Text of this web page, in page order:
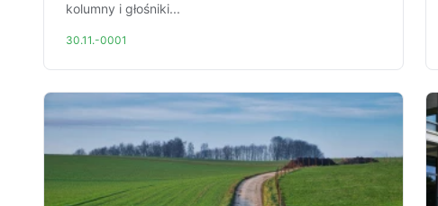
kolumny i głośniki...
30.11.-0001